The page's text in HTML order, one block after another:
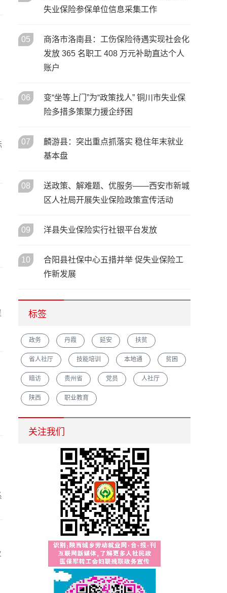
失业保险参保单位信息采集工作
05
商洛市洛南县：工伤保险待遇实现社会化
发放 365 名职工 408 万元补助直达个人
账户
06
变“坐等上门”为“政策找人” 铜川市失业保
险多措多策聚力援企纾困
07
麟游县：突出重点抓落实 稳住年末就业
基本盘
08
送政策、解难题、优服务——西安市新城
区人社局开展失业保险政策宣传活动
09 洋县失业保险实行社银平台发放
10
合阳县社保中心五措并举 促失业保险工
作新发展
标签
政务 丹霞 延安 扶贫
省人社厅 技能培训 本地通 贫困
暗访 贵州省 党员 人社厅
陕西 职业教育
汉中市重点培育农村创业致富带头人促脱贫增收
关注我们